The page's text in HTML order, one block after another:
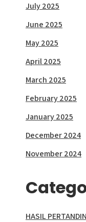
July 2025
June 2025
May 2025
April 2025
March 2025
February 2025
January 2025
December 2024
November 2024
HASIL